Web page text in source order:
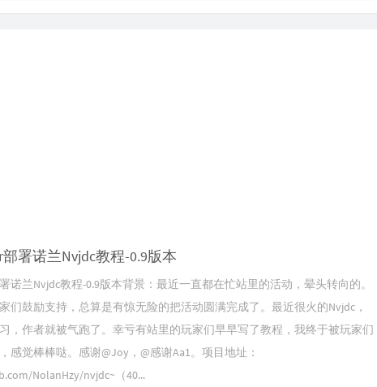
署诺兰Nvjdc教程-0.9版本
诺兰Nvjdc教程-0.9版本背景：最近一直都在忙站里的活动，晕头转向的。
们鼓励支持，总算是有惊无险的把活动圆满完成了。最近很火的Nvjdc，
，作者就被气跑了。幸亏有站里的玩家们早早写了教程，我终于被玩家们
感觉棒棒哒。感谢@Joy，@感谢Aa1。项目地址：
NolanHzy/nvjdc~（40...